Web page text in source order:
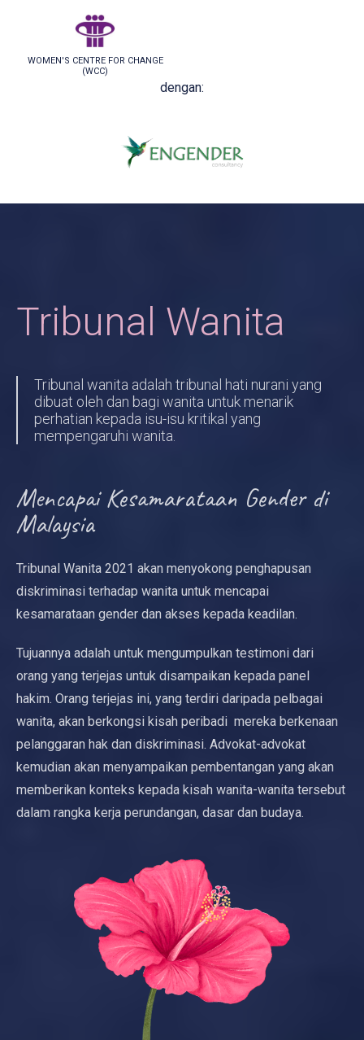
WOMEN'S CENTRE FOR CHANGE
(WCC)
dengan:
Tribunal Wanita
Tribunal wanita adalah tribunal hati nurani yang
dibuat oleh dan bagi wanita untuk menarik
perhatian kepada isu-isu kritikal yang
mempengaruhi wanita.
Mencapai Kesamarataan Gender di
Malaysia
Tribunal Wanita 2021 akan menyokong penghapusan
diskriminasi terhadap wanita untuk mencapai
kesamarataan gender dan akses kepada keadilan.
Tujuannya adalah untuk mengumpulkan testimoni dari
orang yang terjejas untuk disampaikan kepada panel
hakim. Orang terjejas ini, yang terdiri daripada pelbagai
wanita, akan berkongsi kisah peribadi mereka berkenaan
pelanggaran hak dan diskriminasi. Advokat-advokat
kemudian akan menyampaikan pembentangan yang akan
memberikan konteks kepada kisah wanita-wanita tersebut
dalam rangka kerja perundangan, dasar dan budaya.